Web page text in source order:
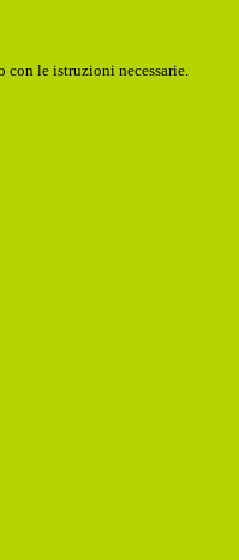
le istruzioni necessarie.